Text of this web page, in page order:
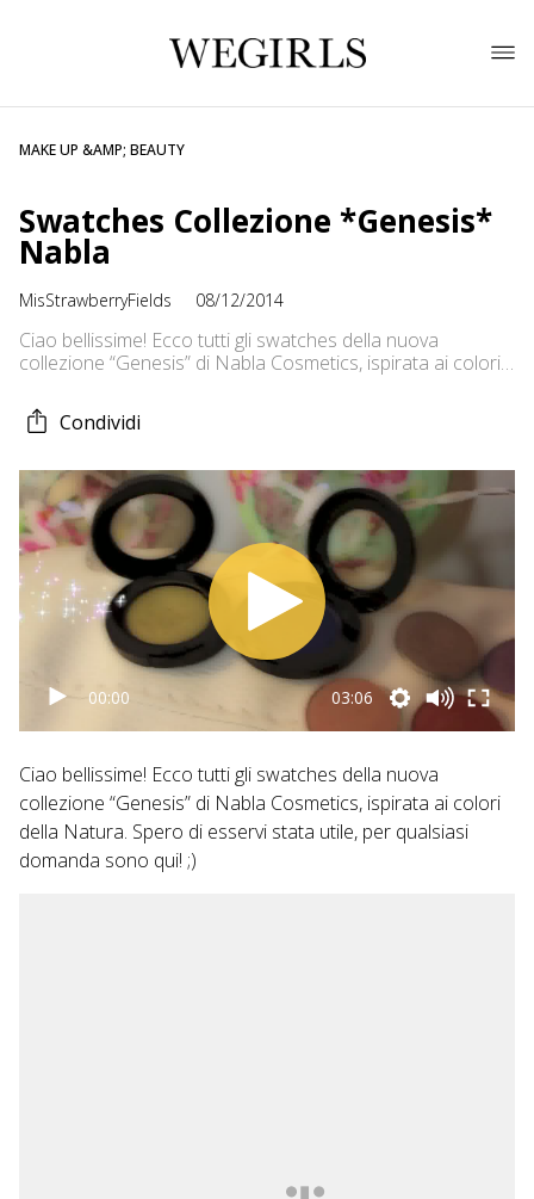
MAKE UP &AMP; BEAUTY
Swatches Collezione *Genesis*
Nabla
MisStrawberryFields 08/12/2014
Ciao bellissime! Ecco tutti gli swatches della nuova
collezione “Genesis” di Nabla Cosmetics, ispirata ai colori
domanda sono qui! ;) PER CONTATTARMI
misstrawberryfields@gmail.com
Condividi
00:00 03:06
Ciao bellissime! Ecco tutti gli swatches della nuova
collezione “Genesis” di Nabla Cosmetics, ispirata ai colori
della Natura. Spero di esservi stata utile, per qualsiasi
domanda sono qui! ;)